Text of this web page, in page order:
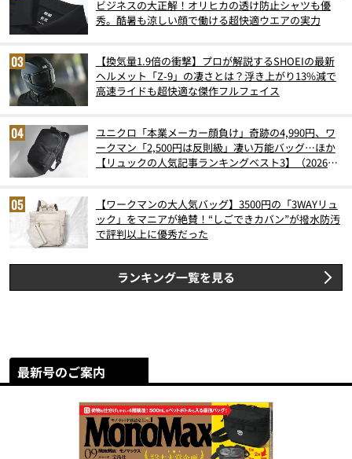
ビジネスの大正解！オリヒカの透け防止シャツも優
秀。酷暑も涼しい顔で働ける超快適ウエアの実力
【換気量1.9倍の衝撃】プロが解説するSHOEIの最新
ヘルメット「Z-9」の凄さとは？浮き上がり13%減で
高速ライドも超快適な傑作フルフェイス
ユニクロ「本業メーカー顔負け」奇跡の4,990円、ワ
ークマン「2,500円は反則級」凄い万能バッグ…ほか
【リュックの人気記事ランキングベスト3】（2026年
【ワークマンの大人気バッグ】3500円の「3WAYリュ
ック」をマニアが絶賛！“しごできカバン”が撥水防汚
で評判以上に優秀だった
ランキング一覧を見る
最新号のご案内